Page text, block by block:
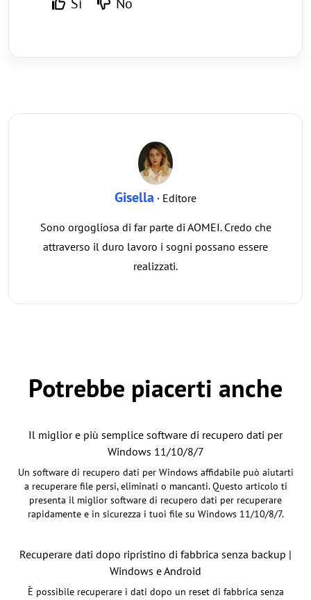
Gisella · Editore
Sono orgogliosa di far parte di AOMEI. Credo che
attraverso il duro lavoro i sogni possano essere
realizzati.
Potrebbe piacerti anche
Il miglior e più semplice software di recupero dati per
Windows 11/10/8/7
Un software di recupero dati per Windows affidabile può aiutarti
a recuperare file persi, eliminati o mancanti. Questo articolo ti
presenta il miglior software di recupero dati per recuperare
rapidamente e in sicurezza i tuoi file su Windows 11/10/8/7.
Recuperare dati dopo ripristino di fabbrica senza backup |
Windows e Android
È possibile recuperare i dati dopo un reset di fabbrica senza